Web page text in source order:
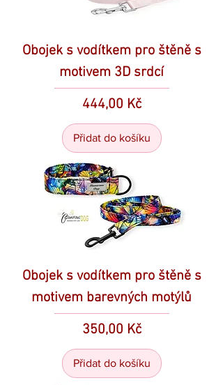
Obojek s vodítkem pro štěně s
motivem 3D srdcí
Cena
444,00 Kč
Přidat do košíku
Obojek s vodítkem pro štěně s
motivem barevných motýlů
Cena
350,00 Kč
Přidat do košíku